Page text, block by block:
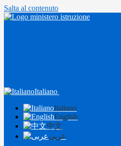
Salta al contenuto
Italiano
Italiano
English
中文
عربى